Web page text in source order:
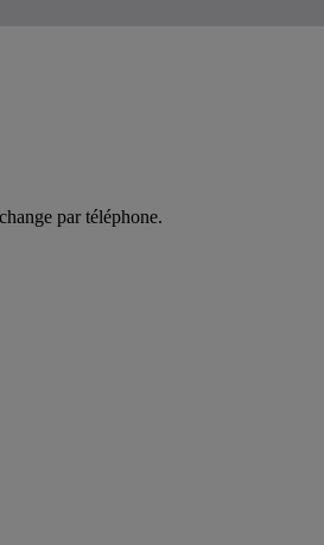
par téléphone.